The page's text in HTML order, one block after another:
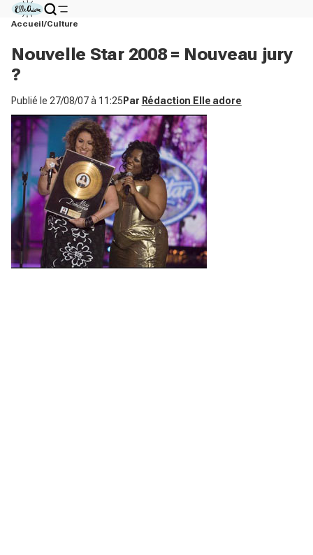
Accueil Culture
Nouvelle Star 2008 = Nouveau jury
?
Publié le 27/08/07 à 11:25 Par Rédaction Elle adore